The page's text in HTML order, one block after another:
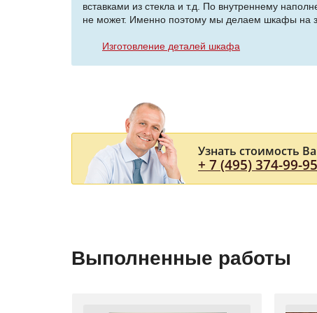
вставками из стекла и т.д. По внутреннему
не может. Именно поэтому мы делаем шкафы на
Изготовление деталей шкафа
Узнать стоимость
+ 7 (495) 374-99-95
Выполненные работы